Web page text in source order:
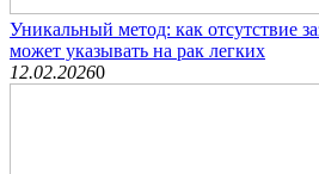
Уникальный метод: как отсутствие
может указывать на рак легких
12.02.20260